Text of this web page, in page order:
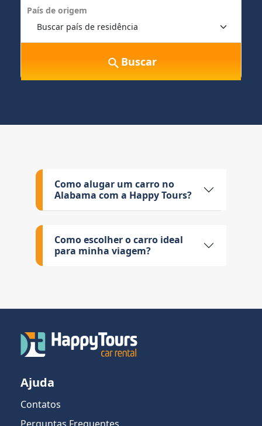
País de origem
Buscar
Como alugar um carro no
Alabama com a Happy Tours?
Como escolher o carro ideal
para minha viagem?
Ajuda
Contatos